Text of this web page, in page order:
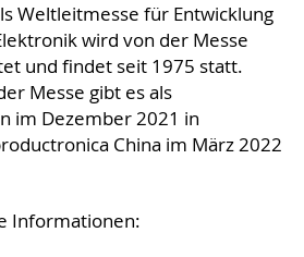
Weltleitmesse für Entwicklung
wird von der Messe
und findet seit 1975 statt.
Messe gibt es als
im Dezember 2021 in
China im März 2022
Informationen: